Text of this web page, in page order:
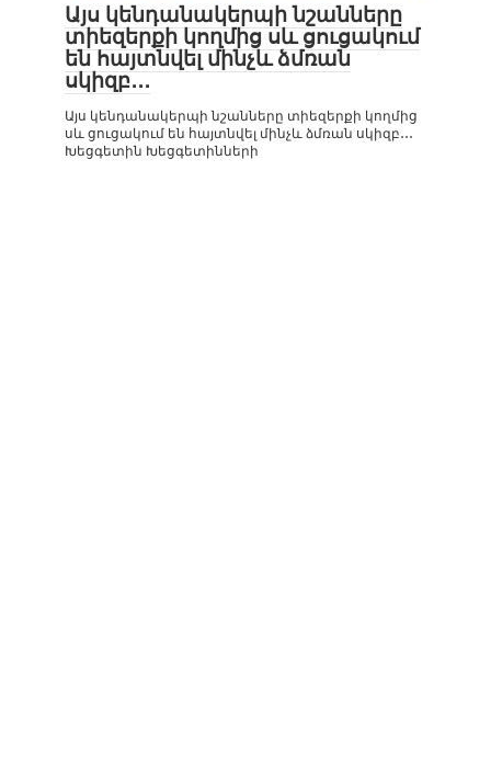
Այս կենդանակերպի նշանները
տիեզերքի կողմից սև ցուցակում
են հայտնվել մինչև ձմռան
սկիզբ․․․
Այս կենդանակերպի նշանները տիեզերքի կողմից
սև ցուցակում են հայտնվել մինչև ձմռան սկիզբ․․․
Խեցգետին Խեցգետինների